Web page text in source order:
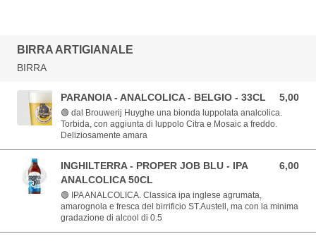
BIRRA ARTIGIANALE
BIRRA
PARANOIA - ANALCOLICA - BELGIO - 33CL 5,00
5,00 EUR
🟢 dal Brouwerij Huyghe una bionda luppolata analcolica.
Torbida, con aggiunta di luppolo Citra e Mosaic a freddo.
Deliziosamente amara
INGHILTERRA - PROPER JOB BLU - IPA
ANALCOLICA 50CL
6,00
6,00 EUR
🟢 IPA ANALCOLICA. Classica ipa inglese agrumata,
amarognola e fresca del birrificio ST.Austell, ma con la minima
gradazione di alcool di 0.5